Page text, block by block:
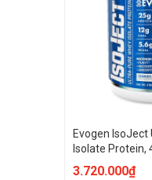
Evogen IsoJect
Isolate Protein,
Servings)
3.720.000₫